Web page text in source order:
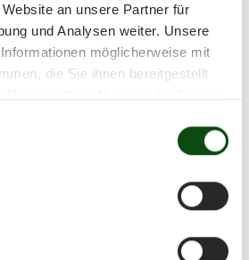
an unsere Partner für
und Analysen weiter. Unsere
möglicherweise mit
die Sie ihnen bereitgestellt
über das
Formular.